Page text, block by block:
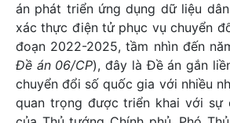
án phát triển ứng dụng dữ liệu
xác thực điện tử phục vụ chuyển
đoạn 2022-2025, tầm nhìn đến
Đề án 06/CP), đây là Đề án gắn
chuyển đổi số quốc gia với nhiều
quan trọng được triển khai với sự